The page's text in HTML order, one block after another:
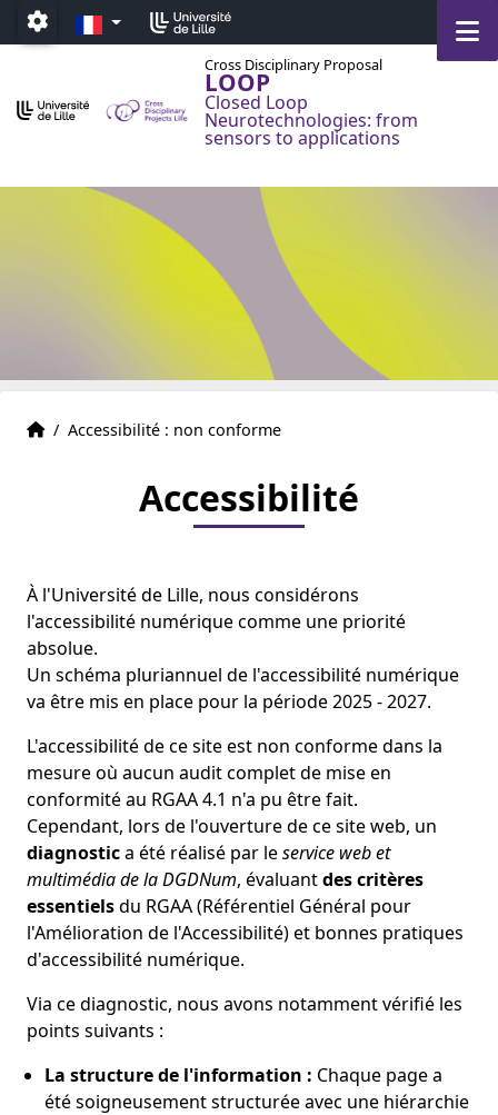
Accéder au menu principal
Accéder au contenu
Paramétrage
FR
Cross Disciplinary Proposal
LOOP
Closed Loop
Neurotechnologies: from
sensors to applications
Accueil
Accueil
/ Accessibilité : non conforme
Accessibilité
À l'Université de Lille, nous considérons
l'accessibilité numérique comme une priorité
absolue.
Un schéma pluriannuel de l'accessibilité numérique
va être mis en place pour la période 2025 - 2027.
L'accessibilité de ce site est non conforme dans la
mesure où aucun audit complet de mise en
conformité au RGAA 4.1 n'a pu être fait.
Cependant, lors de l'ouverture de ce site web, un
diagnostica été réalisé par leservice web et
multimédia de la DGDNum, évaluantdes critères
essentielsdu RGAA (Référentiel Général pour
l'Amélioration de l'Accessibilité) et bonnes pratiques
d'accessibilité numérique.
Via ce diagnostic, nous avons notamment vérifié les
points suivants :
La structure de l'information : Chaque page a
été soigneusement structurée avec une hiérarchie